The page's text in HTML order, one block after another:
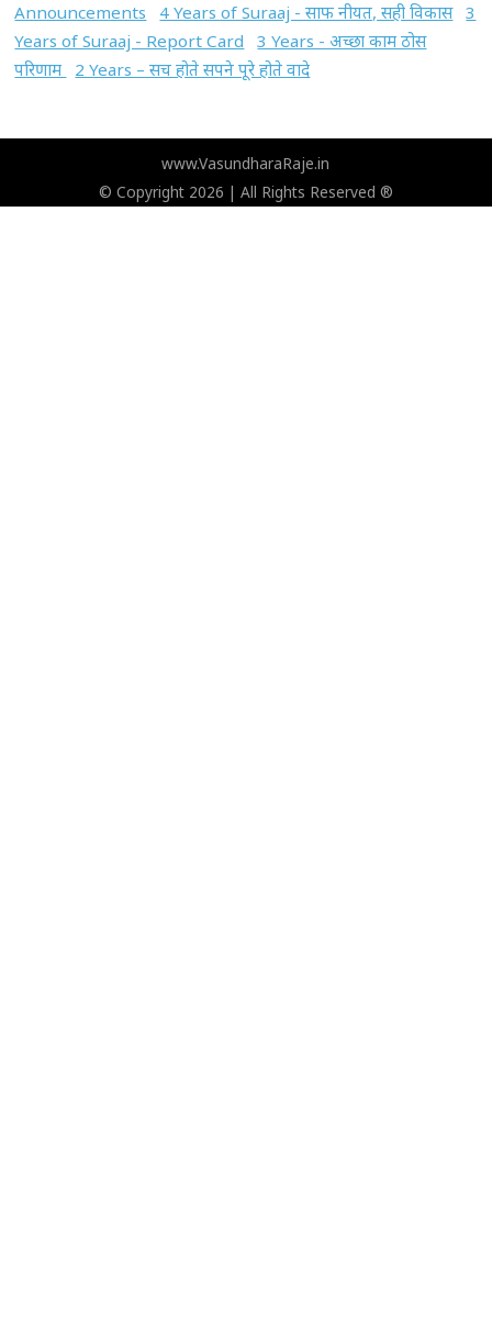
Announcements 4 Years of Suraaj - साफ नीयत, सही विकास 3
Years of Suraaj - Report Card
3 Years - अच्छा काम ठोस
परिणाम
2 Years – सच होते सपने पूरे होते वादे
www.VasundharaRaje.in
© Copyright 2026 | All Rights Reserved ®